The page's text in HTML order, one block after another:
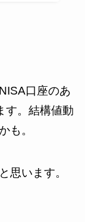
口座のあ
す。結構値動
も。
思います。